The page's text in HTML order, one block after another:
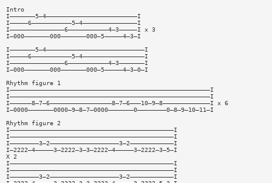
Intro
I———————5—4—————————————————————————I
I—————6———————————5—4———————————————I
I———————————————6———————————4—3—————I x 3
I—000———————000———————000—5—————4—3—I
I———————5—4———————————————————————————I
I—————6———————————5—4—————————————————I
I———————————————6———————————4—3———————I
I—000———————000———————000—5—————4—3—0—I
Rhythm figure 1
I———————————————————————————————————————————————————————I
I———————————————————————————————————————————————————————I
I——————8—7—6—————————————————8—7—6———10—9—8—————————————I x 6
I—0000———————0000—9—8—7—0000———————0————————0—8—9—10—11—I
Rhythm figure 2
I—————————————————————————————————————————————I
I—————————————————————————————————————————————I
I————————3—2———————————————————3—2————————————I
I—2222—4—————3—2222—3—3—2222—4—————3—2222—3—5—I
X 2
I—————————————————————————————————————————————I
I—————————————————————————————————————————————I
I————————3—2———————————————————3—2————————————I